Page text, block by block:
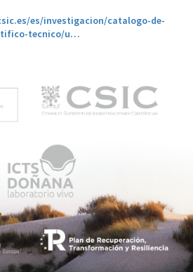
es/investigacion/catalogo-de-
tecnico/u…
e
n
ú
p
r
i
n
c